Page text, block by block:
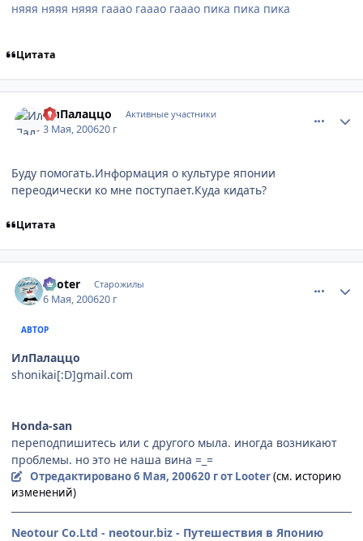
няяя няяя няяя гааао гааао гааао пика пика пика
Цитата
ИлПалаццо Активные участники
3 Мая, 200620 г
Буду помогать.Информация о культуре японии
переодически ко мне поступает.Куда кидать?
Цитата
Looter Старожилы
6 Мая, 200620 г
АВТОР
ИлПалаццо
shonikai[:D]gmail.com
Honda-san
переподпишитесь или с другого мыла. иногда возникают
проблемы. но это не наша вина =_=
Отредактировано6 Мая, 200620 гот Looter(см. историю
изменений)
Neotour Co.Ltd - neotour.biz - Путешествия в Японию